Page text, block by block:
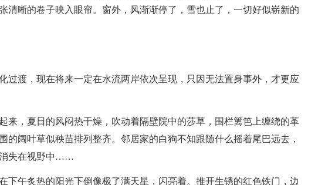
清晰的卷子映入眼帘。窗外，风渐渐停了，雪也止了，一切好似崭新的
过渡，现在将来一定在水流两岸依次呈现，只因无法置身事外，才更应
来，夏日的风闷热干燥，吹动着隔壁院中的莎草，围栏篱笆上缠绕的革
的阔叶草似秧苗排列整齐。邻居家的白狗不知跟随什么摇着尾巴远去，
消失在视野中……
下午炙热的阳光下倒像极了满天星，闪亮着。推开生锈的红色铁门，边